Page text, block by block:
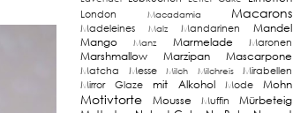
London Macadamia Macarons
Madeleines Malz Mandarinen
Mandel
Mango
Manz Marmelade Maronen
Marshmallow Marzipan Mascarpone
Matcha Messe Milch Milchreis
Mirabellen
Mirror Glaze
mit Alkohol Mode Mohn
Motivtorte Mousse Muffin
Mürbeteig